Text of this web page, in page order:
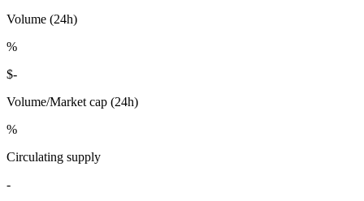
Volume (24h)
%
$-
Volume/Market cap (24h)
%
Circulating supply
-